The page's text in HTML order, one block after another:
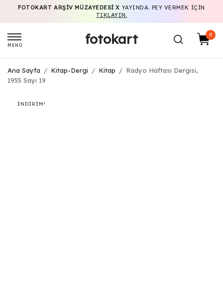
FOTOKART ARŞIV MÜZAYEDESI X YAYINDA. PEY VERMEK IÇIN
TIKLAYIN.
MENÜ fotokart 0
Ana Sayfa / Kitap-Dergi / Kitap / Radyo Haftası Dergisi,
1955 Sayı 19
İNDIRIM!